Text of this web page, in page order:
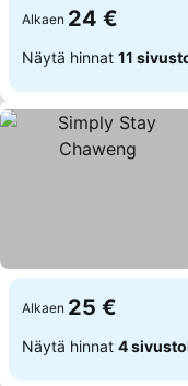
Alkaen 24 €
Näytä hinnat 11
Alkaen 25 €
Näytä hinnat 4